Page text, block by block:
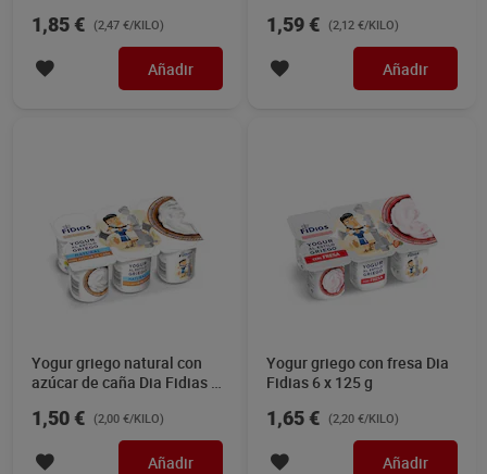
1,85 € (2,47 €/KILO)
Añadir
1,59 € (2,12 €/KILO)
Añadir
Yogur griego natural con
azúcar de caña Dia Fidias 6
1,50 € (2,00 €/KILO)
Añadir
Yogur griego con fresa Dia
Fidias 6 x 125 g
1,65 € (2,20 €/KILO)
Añadir